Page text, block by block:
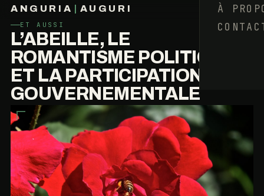
ANGURIA AUGURI
FRANÇOIS BARAIZE
À
ET AUSSI
L’ABEILLE, LE
ROMANTISME POLITIQUE,
ET LA PARTICIPATION
GOUVERNEMENTALE